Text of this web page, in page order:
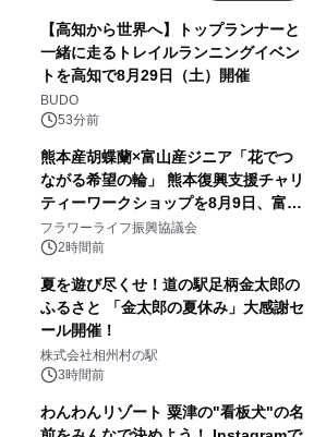
【高知から世界へ】トップランナーと
一緒に走るトレイルランニングイベン
トを高知で8月29日（土）開催
BUDO
53分前
熊本産胡蝶蘭×富山産ジニア「花でつ
ながる希望の輪」 熊本復興支援チャリ
ティーワークショップを8月9日、富
山・射水で開催
フラワーライフ振興協議会
2時間前
夏を遊び尽くせ！道の駅足柄金太郎の
ふるさと 「金太郎の夏休み」大感謝セ
ール開催！
株式会社相州村の駅
3時間前
わんわんリゾート 粟津の"看板犬"の名